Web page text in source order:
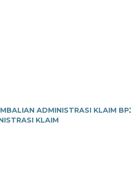
ADMINISTRASI KLAIM
KLAIM